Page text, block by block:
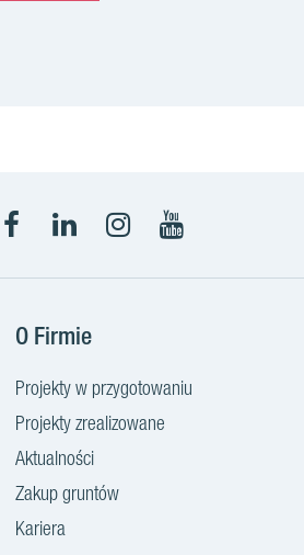
O Firmie
Projekty w przygotowaniu
Projekty zrealizowane
Aktualności
Zakup gruntów
Kariera